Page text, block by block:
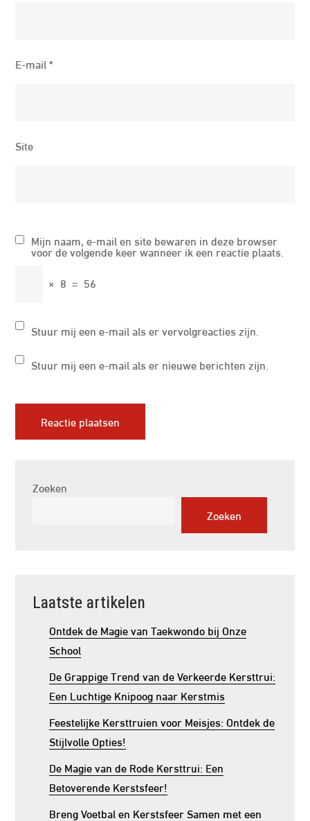
E-mail*
Site
Mijn naam, e-mail en site bewaren in deze browser
voor de volgende keer wanneer ik een reactie plaats.
× 8 = 56
Stuur mij een e-mail als er vervolgreacties zijn.
Stuur mij een e-mail als er nieuwe berichten zijn.
Zoeken
Zoeken
Laatste artikelen
Ontdek de Magie van Taekwondo bij Onze
School
De Grappige Trend van de Verkeerde Kersttrui:
Een Luchtige Knipoog naar Kerstmis
Feestelijke Kersttruien voor Meisjes: Ontdek de
Stijlvolle Opties!
De Magie van de Rode Kersttrui: Een
Betoverende Kerstsfeer!
Breng Voetbal en Kerstsfeer Samen met een